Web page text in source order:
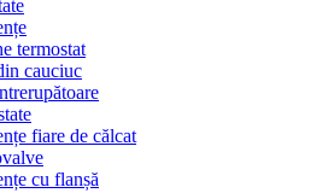
termostat
cauciuc
fiare de călcat
cu flanșă